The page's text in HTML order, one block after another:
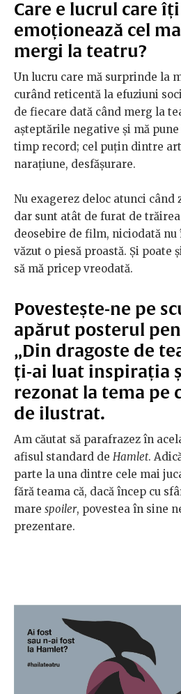
Care e lucrul care
emoționează cel
mergi la teatru?
Un lucru care mă surprinde la
curând reticentă la efuziuni
de fiecare dată când merg la
așteptările negative și mă
timp record; cel puțin dintre
narațiune, desfășurare.
Nu exagerez deloc atunci când
dar sunt atât de furat de
deosebire de film, niciodată nu
văzut o piesă proastă. Și poate
să mă pricep vreodată.
Povestește-ne pe
apărut posterul
„Din dragoste de
ți-ai luat inspirația
rezonat la tema pe
de ilustrat.
Am căutat să parafrazez în
afisul standard de Hamlet.
parte la una dintre cele mai
fără teama că, dacă încep cu
mare spoiler, povestea în sine
prezentare.